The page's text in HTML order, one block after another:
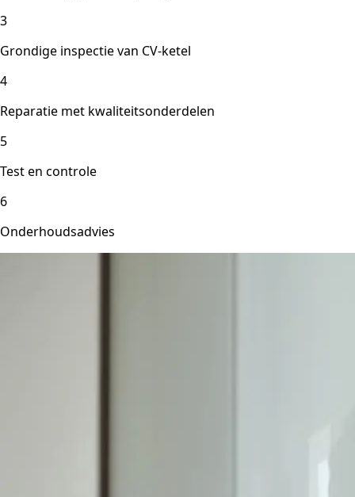
3
Grondige inspectie van CV-ketel
4
Reparatie met kwaliteitsonderdelen
5
Test en controle
6
Onderhoudsadvies